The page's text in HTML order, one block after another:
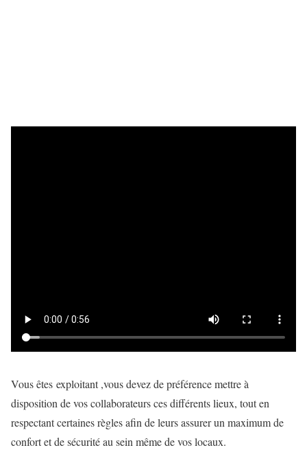
Vous êtes exploitant ,vous devez de préférence mettre à
disposition de vos collaborateurs ces différents lieux, tout en
respectant certaines règles afin de leurs assurer un maximum de
confort et de sécurité au sein même de vos locaux.